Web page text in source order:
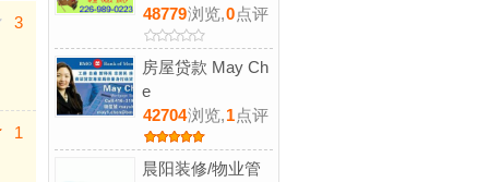
3
1
48779浏览,0点评
房屋贷款 May Ch
e
42704浏览,1点评
晨阳装修/物业管